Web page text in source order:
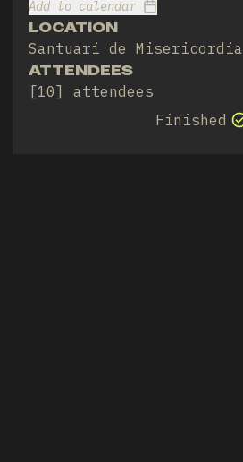
Add to calendar
LOCATION
Santuari de Misericordia
ATTENDEES
[10] attendees
Finished